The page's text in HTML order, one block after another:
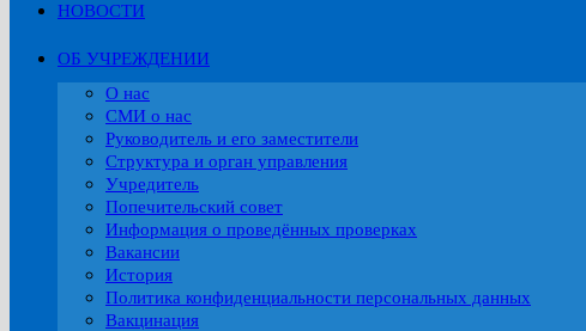
НОВОСТИ
ОБ УЧРЕЖДЕНИИ
О нас
СМИ о нас
Руководитель и его заместители
Структура и орган управления
Учредитель
Попечительский совет
Информация о проведённых проверках
Вакансии
История
Политика конфиденциальности персональных данных
Вакцинация